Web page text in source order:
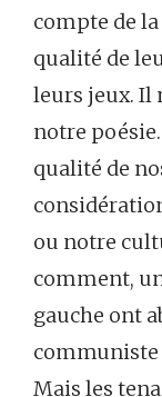
compte de
qualité de
leurs jeux. Il
notre
qualité de
ou notre
comment,
gauche ont
communiste
Mais les